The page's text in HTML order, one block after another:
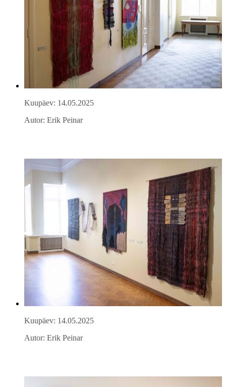
Kuupäev: 14.05.2025
Autor: Erik Peinar
Kuupäev: 14.05.2025
Autor: Erik Peinar